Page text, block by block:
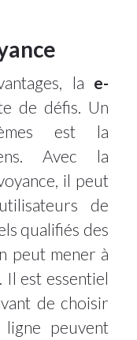
la e-
de défis. Un
est la
Avec la
il peut
de
qualifiés des
peut mener à
Il est essentiel
de choisir
peuvent